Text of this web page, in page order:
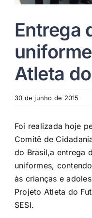
Entrega
Atleta
30 de junho de 2015
Foi realizada hoje
Comitê de
do Brasil,a entrega
uniformes,
às crianças e
Projeto Atleta do
SESI.